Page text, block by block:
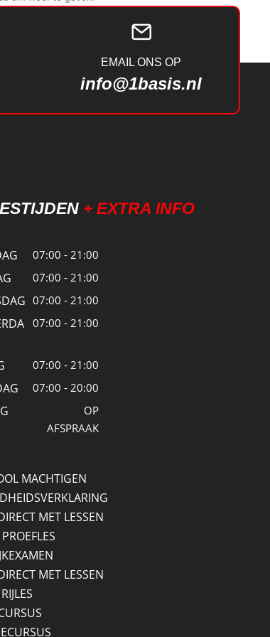
EMAIL ONS OP
info@1basis.nl
+ EXTRA INFO
07:00 - 21:00
07:00 - 21:00
07:00 - 21:00
07:00 - 21:00
07:00 - 21:00
07:00 - 20:00
OP
AFSPRAAK
MACHTIGEN
MET LESSEN
MET LESSEN